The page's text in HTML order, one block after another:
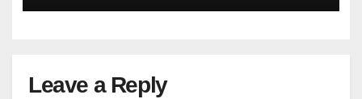
Leave a Reply